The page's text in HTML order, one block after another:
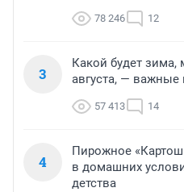
78 246 12
3
Какой будет зима,
августа, —
57 413 14
4
Пирожное
в домашних
детства